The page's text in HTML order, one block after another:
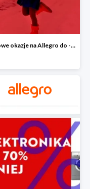
Modowe okazje na Allegro do -50%